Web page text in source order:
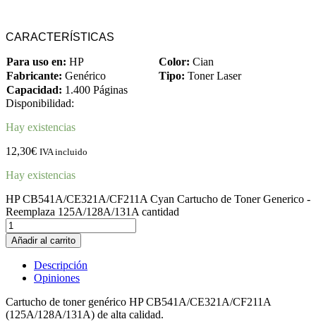
CARACTERÍSTICAS
Para uso en: HP Color: Cian
Fabricante: Genérico Tipo: Toner Laser
Capacidad: 1.400 Páginas
Disponibilidad:
Hay existencias
12,30€ IVA incluido
Hay existencias
HP CB541A/CE321A/CF211A Cyan Cartucho de Toner Generico -
Reemplaza 125A/128A/131A cantidad
Añadir al carrito
Descripción
Opiniones
Cartucho de toner genérico HP CB541A/CE321A/CF211A
(125A/128A/131A) de alta calidad.